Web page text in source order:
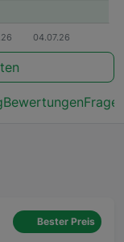
Bewertungen
Bester Preis